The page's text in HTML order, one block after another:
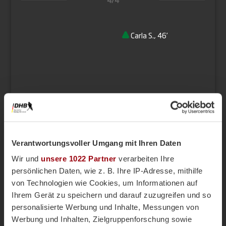
Verantwortungsvoller Umgang mit Ihren Daten
Wir und unsere 1022 Partner verarbeiten Ihre
persönlichen Daten, wie z. B. Ihre IP-Adresse, mithilfe
von Technologien wie Cookies, um Informationen auf
Ihrem Gerät zu speichern und darauf zuzugreifen und so
personalisierte Werbung und Inhalte, Messungen von
Werbung und Inhalten, Zielgruppenforschung sowie
Carla S., 46’
Shootout
Rachel B.
Anna B.